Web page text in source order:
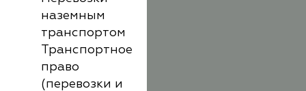
наземным
транспортом
Транспортное
право
(перевозки и